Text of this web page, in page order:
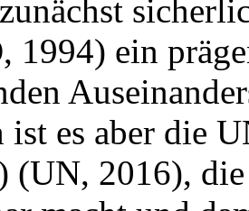
1994) ein
es aber die
2016), die